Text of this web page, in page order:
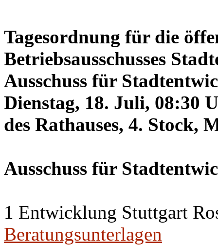
Tagesordnung für die
Betriebsausschusses
Ausschuss für
Dienstag, 18. Juli, 08:30
des Rathauses, 4. Stock,
Ausschuss für
1 Entwicklung Stuttgart
Beratungsunterlagen